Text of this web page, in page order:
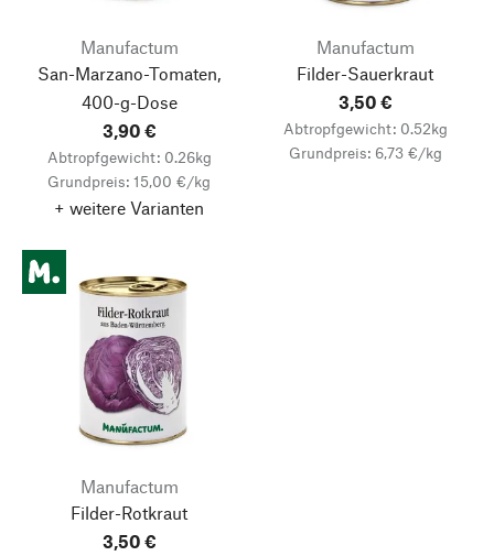
Manufactum
San-Marzano-Tomaten,
400-g-Dose
3,90 €
Abtropfgewicht: 0.26kg
Grundpreis: 15,00 €/kg
+ weitere Varianten
Manufactum
Filder-Sauerkraut
3,50 €
Abtropfgewicht: 0.52kg
Grundpreis: 6,73 €/kg
Manufactum
Filder-Rotkraut
3,50 €